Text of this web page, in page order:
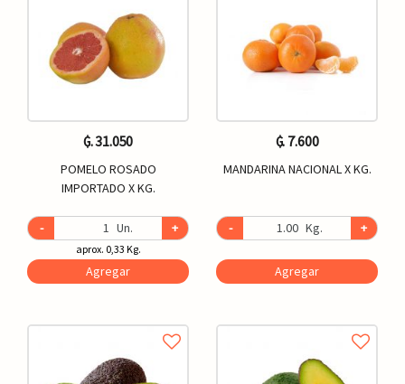
₲. 31.050
POMELO ROSADO
IMPORTADO X KG.
- Un. +
aprox. 0,33 Kg.
Agregar
₲. 7.600
MANDARINA NACIONAL X KG.
- Kg. +
Agregar